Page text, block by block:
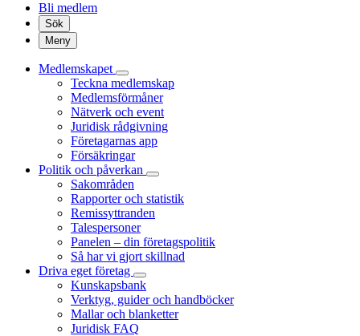
Bli medlem
Sök
Meny
Medlemskapet
Teckna medlemskap
Medlemsförmåner
Nätverk och event
Juridisk rådgivning
Företagarnas app
Försäkringar
Politik och påverkan
Sakområden
Rapporter och statistik
Remissyttranden
Talespersoner
Panelen – din företagspolitik
Så har vi gjort skillnad
Driva eget företag
Kunskapsbank
Verktyg, guider och handböcker
Mallar och blanketter
Juridisk FAQ